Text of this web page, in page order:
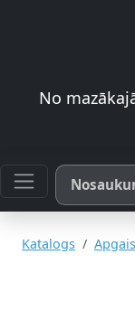
No
Meklēt pēc
Katalogs